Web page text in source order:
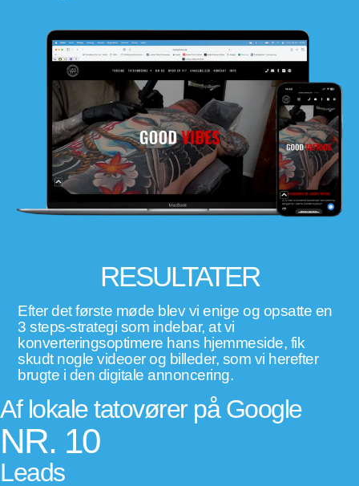
RESULTATER
Efter det første møde blev vi enige og opsatte en
3 steps-strategi som indebar, at vi
konverteringsoptimere hans hjemmeside, fik
skudt nogle videoer og billeder, som vi herefter
brugte i den digitale annoncering.
Af lokale tatovører på Google
NR. 10
Leads